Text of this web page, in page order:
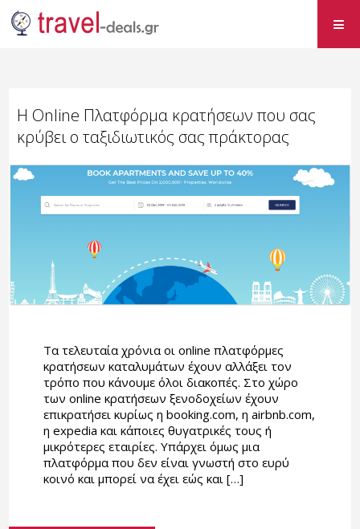
H Online Πλατφόρμα κρατήσεων που σας
κρύβει ο ταξιδιωτικός σας πράκτορας
Τα τελευταία χρόνια οι online πλατφόρμες
κρατήσεων καταλυμάτων έχουν αλλάξει τον
τρόπο που κάνουμε όλοι διακοπές. Στο χώρο
των online κρατήσεων ξενοδοχείων έχουν
επικρατήσει κυρίως η booking.com, η airbnb.com,
η expedia και κάποιες θυγατρικές τους ή
μικρότερες εταιρίες. Υπάρχει όμως μια
πλατφόρμα που δεν είναι γνωστή στο ευρύ
κοινό και μπορεί να έχει εώς και […]